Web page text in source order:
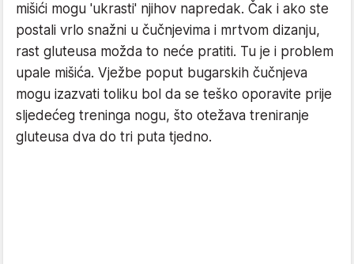
mišići mogu 'ukrasti' njihov napredak. Čak i ako ste
postali vrlo snažni u čučnjevima i mrtvom dizanju,
rast gluteusa možda to neće pratiti. Tu je i problem
upale mišića. Vježbe poput bugarskih čučnjeva
mogu izazvati toliku bol da se teško oporavite prije
sljedećeg treninga nogu, što otežava treniranje
gluteusa dva do tri puta tjedno.